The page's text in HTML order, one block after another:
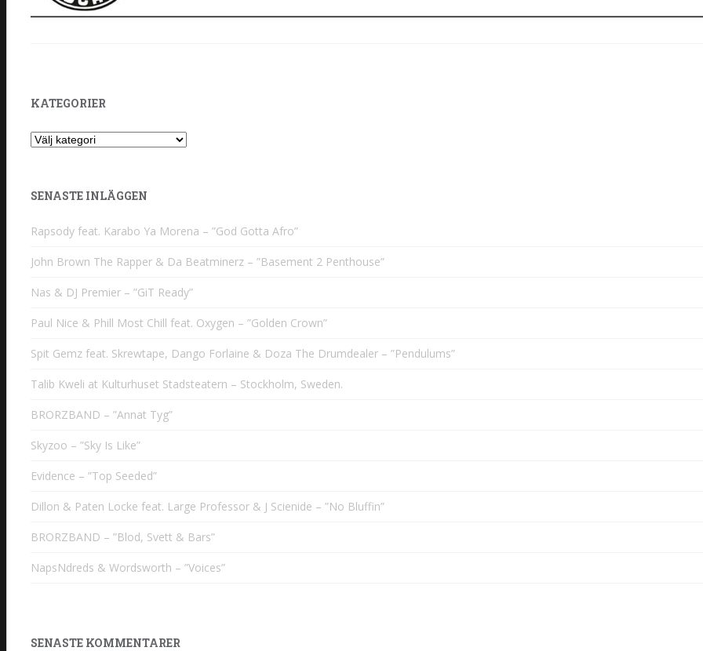
KATEGORIER
Kategorier
SENASTE INLÄGGEN
Rapsody feat. Karabo Ya Morena – ”God Gotta Afro”
John Brown The Rapper & Da Beatminerz – ”Basement 2 Penthouse”
Nas & DJ Premier – ”GiT Ready”
Paul Nice & Phill Most Chill feat. Oxygen – ”Golden Crown”
Spit Gemz feat. Skrewtape, Dango Forlaine & Doza The Drumdealer – ”Pendulums”
Talib Kweli at Kulturhuset Stadsteatern – Stockholm, Sweden.
BRORZBAND – ”Annat Tyg”
Skyzoo – ”Sky Is Like”
Evidence – ”Top Seeded”
Dillon & Paten Locke feat. Large Professor & J Scienide – ”No Bluffin”
BRORZBAND – ”Blod, Svett & Bars”
NapsNdreds & Wordsworth – ”Voices”
SENASTE KOMMENTARER